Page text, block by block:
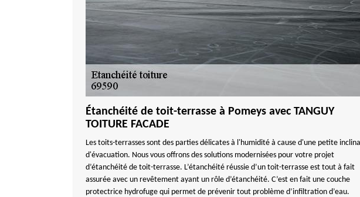
Étanchéité de toit-terrasse à Pomeys avec TANGUY
TOITURE FACADE
Les toits-terrasses sont des parties délicates à l'humidité à cause d'une petite
d'évacuation. Nous vous offrons des solutions modernisées pour votre projet
d’étanchéité de toit-terrasse. L’étanchéité réussie d’un toit-terrasse est tout à fait
assurée avec un revêtement ayant un rôle d’étanchéité. C’est en fait une couche
protectrice hydrofuge qui permet de prévenir tout problème d’infiltration d’eau.